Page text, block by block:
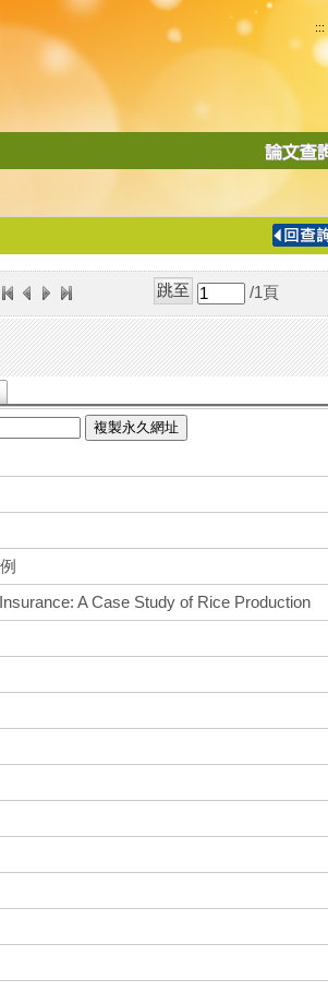
:::
導
/1 頁
複製永久網址
A Case Study of Rice Production